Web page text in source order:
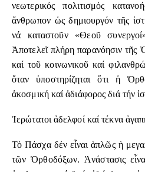
νεωτερικός πολιτισμός
ἄνθρωπον ὡς δημιουργόν τῆς
νά καταστοῦν «Θεοῦ
Ἀποτελεῖ πλήρη παρανόησιν τῆς
καί τοῦ κοινωνικοῦ καί
ὅταν ὑποστηρίζηται ὅτι ἡ
ἀκοσμική καί ἀδιάφορος διά τήν
Ἱερώτατοι ἀδελφοί καί τέκνα
Τό Πάσχα δέν εἶναι ἁπλῶς ἡ
τῶν Ὀρθοδόξων. Ἀνάστασις